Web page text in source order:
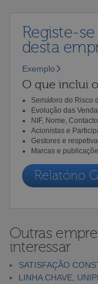
Registe-
desta
Exemplo
O que inclui
Semáforo do Risco
Evolução das
NIF, Nome,
Acionistas e
Gestores e
Marcas e
Relatório
Outras
interessar
SATISFAÇÃO
LINHA CHAVE,